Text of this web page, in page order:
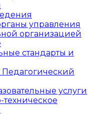
управления
организацией
стандарты и
Педагогический
услуги